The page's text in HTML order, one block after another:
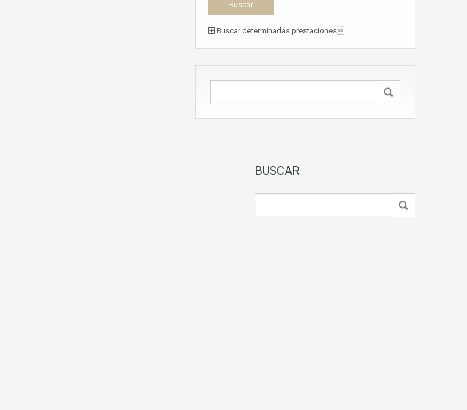
Buscar determinadas prestaciones
BUSCAR